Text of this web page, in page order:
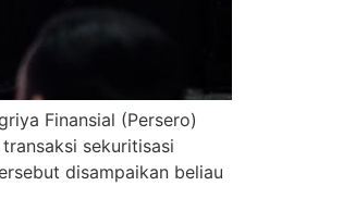
Finansial (Persero)
sekuritisasi
disampaikan beliau